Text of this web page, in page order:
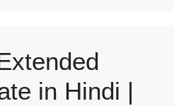
in Hindi |